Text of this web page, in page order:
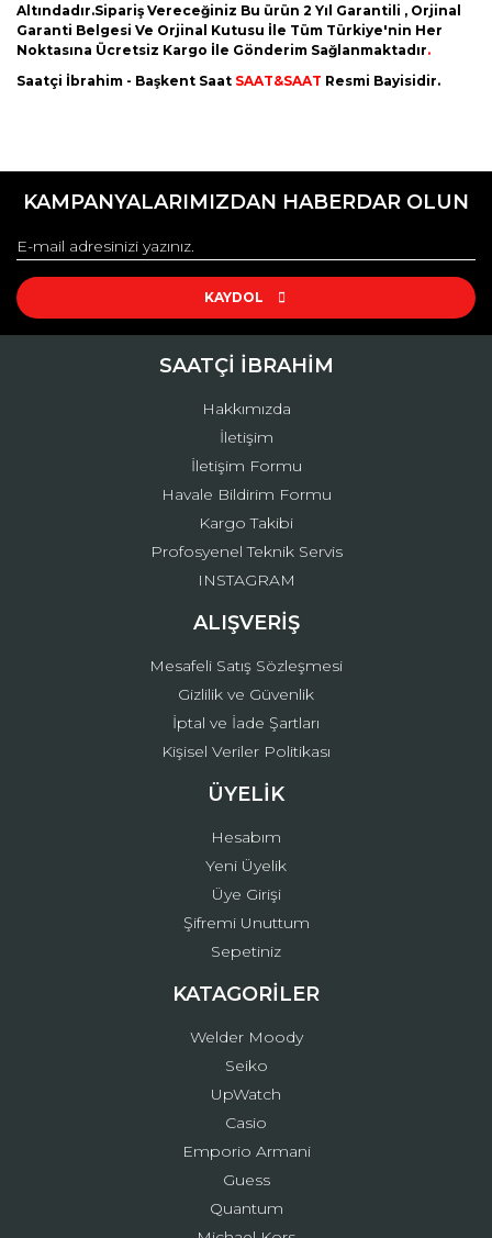
Altındadır.Sipariş Vereceğiniz Bu ürün 2 Yıl Garantili , Orjinal
Garanti Belgesi Ve Orjinal Kutusu İle Tüm Türkiye'nin Her
Noktasına Ücretsiz Kargo İle Gönderim Sağlanmaktadır.
Saatçi İbrahim - Başkent Saat SAAT&SAAT Resmi Bayisidir.
konularda yetersiz gördüğünüz noktaları öneri formunu
Görüş ve önerileriniz için teşekkür ederiz.
Ürün resmi kalitesiz, bozuk veya görüntülenemiyor.
Ürün açıklamasında eksik bilgiler bulunuyor.
Ürün fiyatı diğer sitelerden daha pahalı.
Gönder
KAMPANYALARIMIZDAN HABERDAR OLUN
KAYDOL
SAATÇİ İBRAHİM
Hakkımızda
İletişim
İletişim Formu
Havale Bildirim Formu
Kargo Takibi
Profosyenel Teknik Servis
INSTAGRAM
ALIŞVERİŞ
Mesafeli Satış Sözleşmesi
Gizlilik ve Güvenlik
İptal ve İade Şartları
Kişisel Veriler Politikası
ÜYELİK
Hesabım
Yeni Üyelik
Üye Girişi
Şifremi Unuttum
Sepetiniz
KATAGORİLER
Welder Moody
Seiko
UpWatch
Casio
Emporio Armani
Guess
Quantum